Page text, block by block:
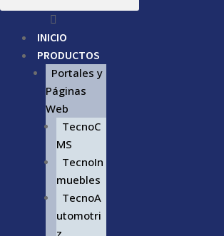
INICIO
PRODUCTOS
Portales y
Páginas
Web
TecnoC
MS
TecnoIn
muebles
TecnoA
utomotri